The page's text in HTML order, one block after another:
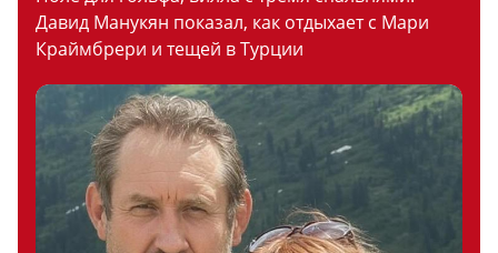
Давид Манукян показал, как отдыхает с Мари
Краймбрери и тещей в Турции